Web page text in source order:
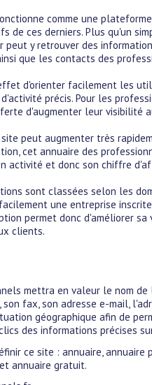
comme une
de ces derniers. Plus qu'un
peut y retrouver des
que les contacts des
d'orienter facilement les
précis. Pour les
d'augmenter leur visibilité
peut augmenter très
cet annuaire des
activité et donc son chiffre
sont classées selon les
une entreprise
permet donc d'améliorer
clients.
mettra en valeur le nom de
fax, son adresse e-mail,
géographique afin de
des informations précises
ce site : annuaire,
annuaire gratuit.